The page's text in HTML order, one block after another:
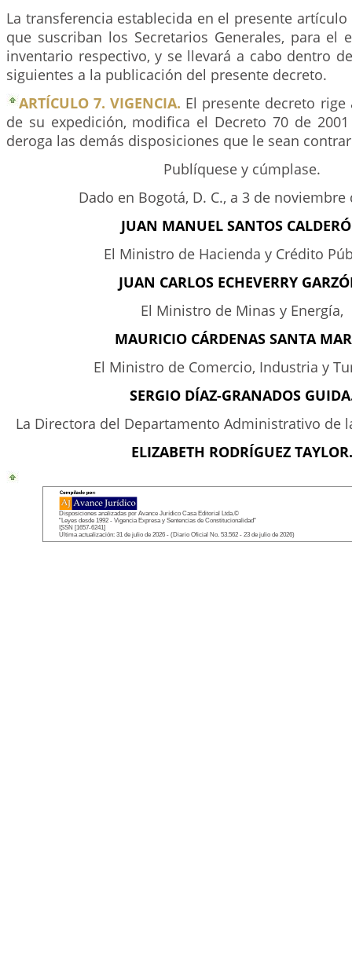
La transferencia establecida en el presente
que suscriban los Secretarios Generales, para el
inventario respectivo, y se llevará a cabo dentro
siguientes a la publicación del presente decreto.
ARTÍCULO 7. VIGENCIA. El presente decreto
de su expedición, modifica el Decreto 70 de
deroga las demás disposiciones que le sean
Publíquese y cúmplase.
Dado en Bogotá, D. C., a 3 de noviembre
JUAN MANUEL SANTOS
El Ministro de Hacienda y Crédito
JUAN CARLOS ECHEVERRY
El Ministro de Minas y Energía,
MAURICIO CÁRDENAS SANTA
El Ministro de Comercio, Industria y
SERGIO DÍAZ-GRANADOS
La Directora del Departamento Administrativo de
ELIZABETH RODRÍGUEZ TAYLOR.
Disposiciones analizadas por Avance Jurídico Casa Editorial Ltda.©
"Leyes desde 1992 - Vigencia Expresa y Sentencias de Constitucionalidad"
ISSN [1657-6241]
Última actualización: 31 de julio de 2026 - (Diario Oficial No. 53.562 - 23 de julio de 2026)